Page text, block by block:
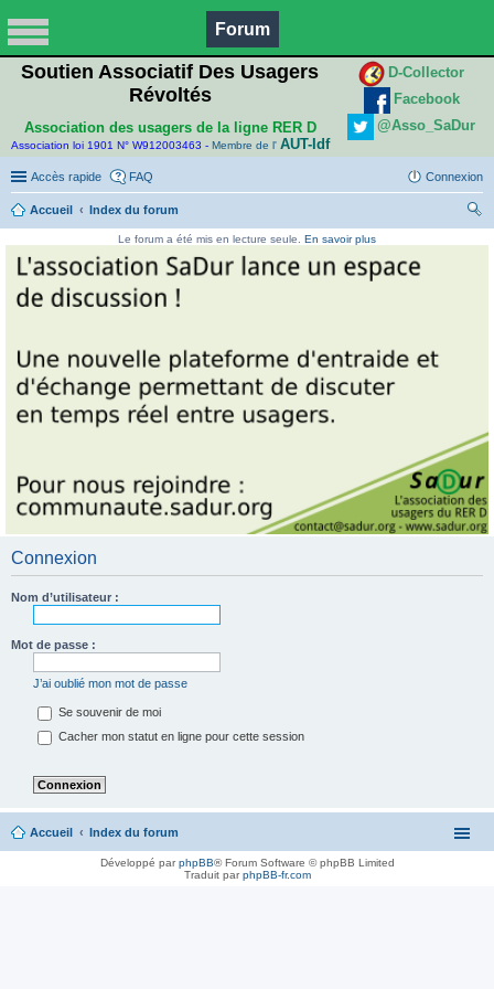
Forum
Soutien Associatif Des Usagers
Révoltés
Association des usagers de la ligne RER D
Association loi 1901 N° W912003463 - Membre de l' AUT-Idf
D-Collector
Facebook
@Asso_SaDur
Accès rapide FAQ Connexion
Accueil
Index du forum
Le forum a été mis en lecture seule. En savoir plus
Connexion
Nom d’utilisateur :
Mot de passe :
J’ai oublié mon mot de passe
Se souvenir de moi
Cacher mon statut en ligne pour cette session
Accueil Index du forum
Développé parphpBB® Forum Software © phpBB Limited
Traduit parphpBB-fr.com